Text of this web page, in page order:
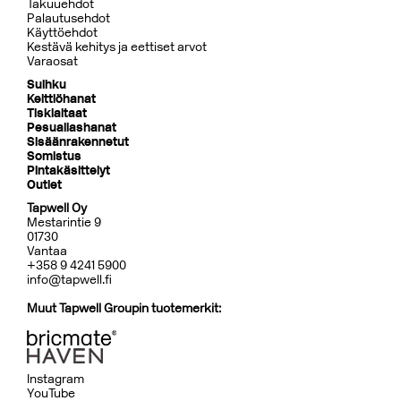
Takuuehdot
Palautusehdot
Käyttöehdot
Kestävä kehitys ja eettiset arvot
Varaosat
Suihku
Keittiöhanat
Tiskialtaat
Pesuallashanat
Sisäänrakennetut
Somistus
Pintakäsittelyt
Outlet
Tapwell Oy
Mestarintie 9
01730
Vantaa
+358 9 4241 5900
info@tapwell.fi
Muut Tapwell Groupin tuotemerkit:
Instagram
YouTube